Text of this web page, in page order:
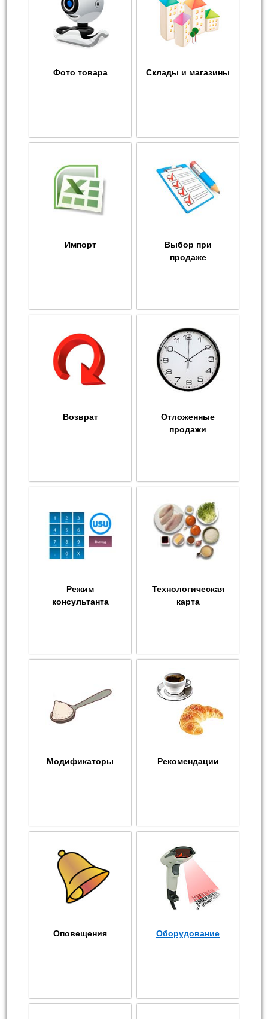
Фото товара Склады и магазины
Импорт
Выбор при
продаже
Возврат
Отложенные
продажи
Режим
консультанта
Технологическая
карта
Модификаторы Рекомендации
Оповещения Оборудование